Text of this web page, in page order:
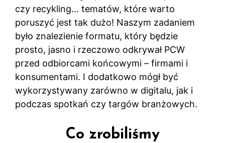
czy recykling… tematów, które warto
poruszyć jest tak dużo! Naszym zadaniem
było znalezienie formatu, który będzie
prosto, jasno i rzeczowo odkrywał PCW
przed odbiorcami końcowymi – firmami i
konsumentami. I dodatkowo mógł być
wykorzystywany zarówno w digitalu, jak i
podczas spotkań czy targów branżowych.
Co zrobiliśmy